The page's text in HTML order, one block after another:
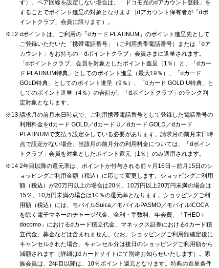
す）。ペア回線を設定しない場合は、「ドコモ光のdアカウント登録」を
することでポイント進呈の対象となります（dアカウント保有者が「dポ
イントクラブ」会員に限ります）。
dポイントは、ご利用の「dカード PLATINUM」のポイント進呈先として
ご登録いただいた「携帯電話番号」（ご利用携帯電話番号）または「dア
カウント」をお持ちの「dポイントクラブ」会員さまに進呈されます。
「dポイントクラブ」会員を対象としたポイント進呈（1％）と、「dカー
ド PLATINUM特典」としてのポイント進呈（最大19％）、「dカード
GOLD特典」としてのポイント進呈（9％）、「dカード GOLD U特典」と
してのポイント進呈（4％）の合計が、「dポイントクラブ」のランク判
定対象となります。
請求月の前月末日時点で、ご利用携帯電話番号として登録した電話番号の
利用料金をdカード GOLD／dカード U／dカード GOLD／dカード
PLATINUMで支払う設定をしている必要があります。請求月の前月末日時
点で設定がない場合、当該月の前月分の利用料金については、「dポイン
トクラブ」会員を対象としたポイント還元（1％）のみ適用されます。
2年目以降の還元率は、ポイントが付与される前々月16日～前月15日のシ
ョッピングご利用金額（税込）に応じて変更します。ショッピングご利用
額（税込）が20万円以上の場合は20％、10万円以上20万円未満の場合は
15％、10万円未満の場合は10％の還元率となります。ショッピングご利
用額（税込）には、モバイルSuica／モバイルPASMO／モバイルICOCA
を除く電子マネーのチャージ代金、金利・手数料、年会費、「THEO＋
docomo」におけるdカード積立代金、マネックス証券におけるdカード積
立代金、募金などは含まれません。なお、ショッピングご利用額確定後に
キャンセルされた場合、キャンセル分は後日のショッピングご利用額から
減額されます（詳細はdカードサイトにて別途お知らせいたします）。家
族会員は、2年目以降は、10％ポイント還元となります。特典の進呈条件